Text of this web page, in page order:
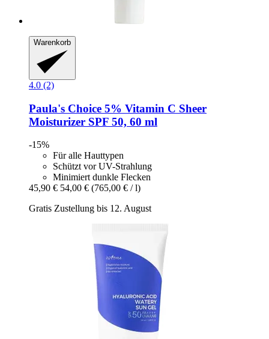
Warenkorb
4.0 (2)
Paula's Choice 5% Vitamin C Sheer
Moisturizer SPF 50, 60 ml
-15%
Für alle Hauttypen
Schützt vor UV-Strahlung
Minimiert dunkle Flecken
45,90 € 54,00 € (765,00 € / l)
Gratis Zustellung bis 12. August